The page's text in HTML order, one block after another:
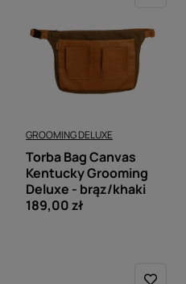
GROOMING DELUXE
Torba Bag Canvas
Kentucky Grooming
Deluxe - brąz/khaki
189,00 zł